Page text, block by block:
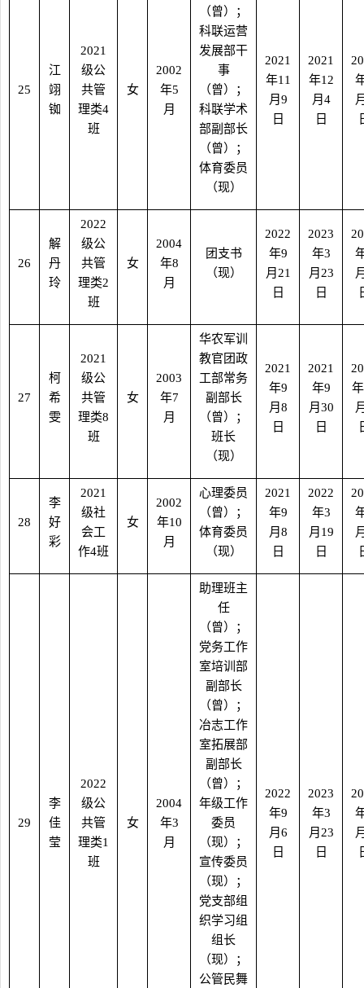
25
江
翊
铷
2021
级公
共管
理类4
班
女
2002
年5
月
（曾）；
科联运营
发展部干
事
（曾）；
科联学术
部副部长
（曾）；
体育委员
（现）
2021
年11
月9
日
2021
年12
月4
日
26
解
丹
玲
2022
级公
共管
理类2
班
女
2004
年8
月
团支书
（现）
2022
年9
月 21
日
2023
年3
月 23
日
27
柯
希
雯
2021
级公
共管
理类8
班
女
2003
年7
月
华农军训
教官团政
工部常务
副部长
（曾）；
班长
（现）
2021
年9
月8
日
2021
年9
月30
日
年
28
李
好
彩
2021
级社
会工
作4班
女
2002
年10
月
心理委员
（曾）；
体育委员
（现）
2021
年9
月8
日
2022
年3
月 19
日
29
李
佳
莹
2022
级公
共管
理类1
班
女
2004
年3
月
助理班主
任
（曾）；
党务工作
室培训部
副部长
（曾）；
冶志工作
室拓展部
副部长
（曾）；
年级工作
委员
（现）；
宣传委员
（现）；
党支部组
织学习组
组长
（现）；
公管民舞
2022
年9
月6
日
2023
年3
月 23
日